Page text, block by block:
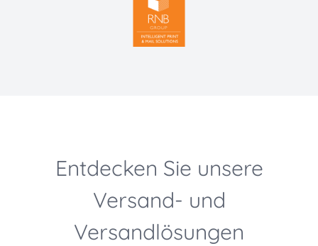
Entdecken Sie unsere
Versand- und
Versandlösungen